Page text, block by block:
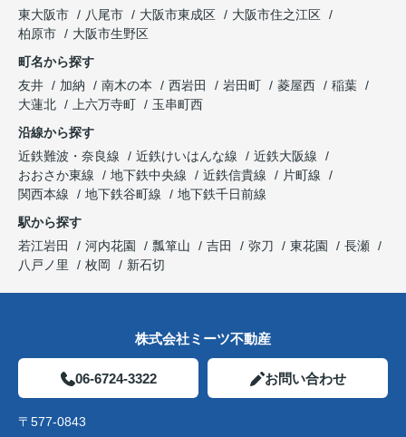
東大阪市
八尾市 大阪市東成区
大阪市住之江区
柏原市
大阪市生野区
町名から探す
友井
加納 南木の本 西岩田 岩田町 菱屋西
稲葉
大蓮北
上六万寺町
玉串町西
沿線から探す
近鉄難波・奈良線
近鉄けいはんな線
近鉄大阪線
おおさか東線
地下鉄中央線 近鉄信貴線
片町線
関西本線
地下鉄谷町線
地下鉄千日前線
駅から探す
若江岩田
河内花園 瓢箪山 吉田 弥刀 東花園
長瀬
八戸ノ里
枚岡 新石切
株式会社ミーツ不動産
06-6724-3322 お問い合わせ
〒577-0843